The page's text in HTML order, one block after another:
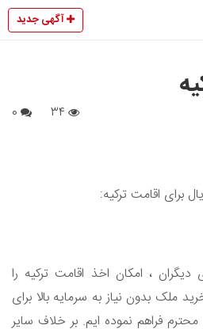
آگهی جدید
برای اقامت ترکیه:
، امکان اخذ اقامت ترکیه را
ملک بدون نیاز به سرمایه بالا برای
فراهم نموده ایم. بر خلاف سایر